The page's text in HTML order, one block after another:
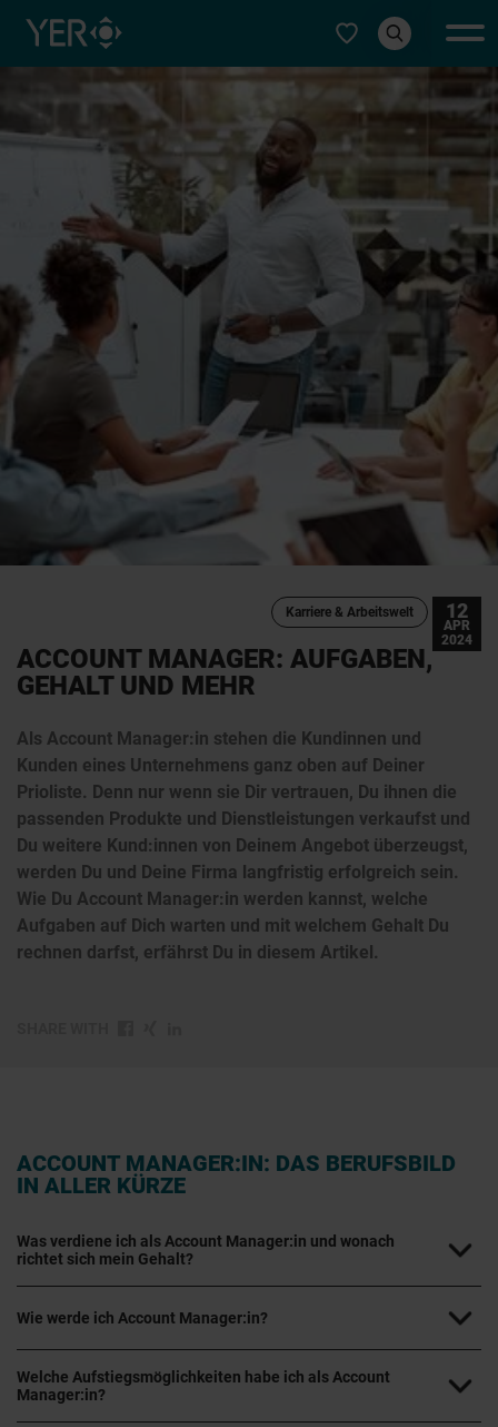
Typ auswählen
Karriere & Arbeitswelt
ACCOUNT MANAGER: AUFGABEN,
GEHALT UND MEHR
Als Account Manager:in stehen die Kundinnen und
Kunden eines Unternehmens ganz oben auf Deiner
Prioliste. Denn nur wenn sie Dir vertrauen, Du ihnen die
passenden Produkte und Dienstleistungen verkaufst und
Du weitere Kund:innen von Deinem Angebot überzeugst,
werden Du und Deine Firma langfristig erfolgreich sein.
Wie Du Account Manager:in werden kannst, welche
Aufgaben auf Dich warten und mit welchem Gehalt Du
rechnen darfst, erfährst Du in diesem Artikel.
12
APR
2024
ACCOUNT MANAGER:IN: DAS BERUFSBILD
IN ALLER KÜRZE
Was verdiene ich als Account Manager:in und wonach
richtet sich mein Gehalt?
Wie werde ich Account Manager:in?
Welche Aufstiegsmöglichkeiten habe ich als Account
Manager:in?